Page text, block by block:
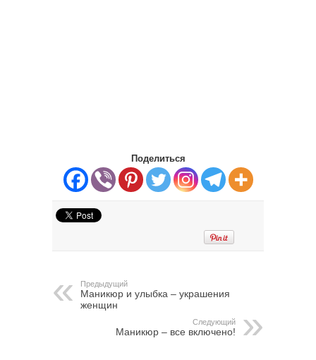
Поделиться
Предыдущий
Маникюр и улыбка – украшения
женщин
Следующий
Маникюр – все включено!